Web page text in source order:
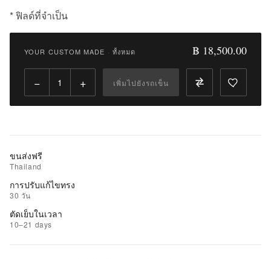
* ฟิลด์ที่จำเป็น
฿
Qty:
ไป
รถ
เข็น
รายการ
ที่
ชอบ
YOUR CUSTOM MADE · ทั้งหมด ฿ 18,500.00
− + เพิ่มไปยังรถเข็น
ขนส่งฟรี
Thailand
การปรับแก้ไขทรง
30 วัน
ตัดเย็บในเวลา
10–21 days